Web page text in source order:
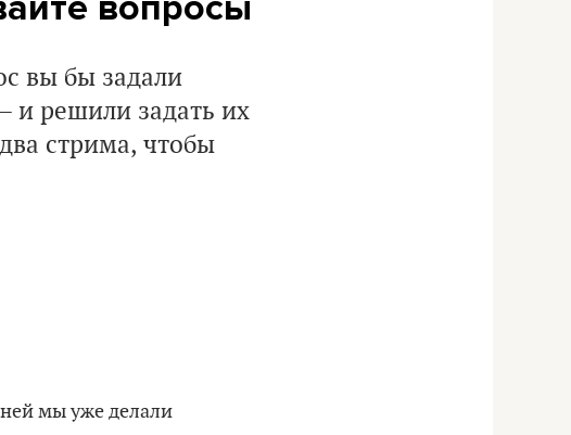
вы бы задали
и решили задать их
стрима, чтобы
ней мы уже делали